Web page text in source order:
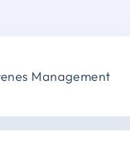
Management